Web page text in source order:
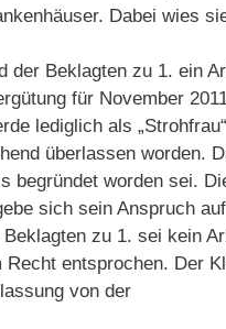
Dabei wies
Beklagten zu 1. ein
für November
lediglich als
überlassen worden.
begründet worden sei.
sich sein Anspruch
zu 1. sei kein
entsprochen. Der
von der